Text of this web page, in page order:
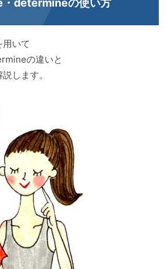
determineの使い方
いて
の違いと
します。